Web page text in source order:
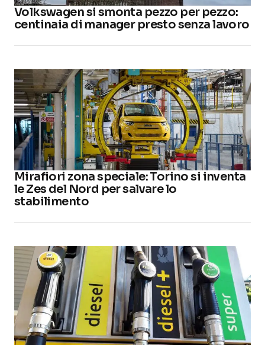
Volkswagen si smonta pezzo per pezzo:
centinaia di manager presto senza lavoro
Mirafiori zona speciale: Torino si inventa
le Zes del Nord per salvare lo
stabilimento